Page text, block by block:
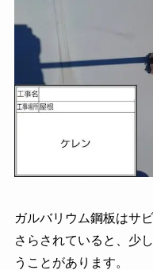
ガルバリウム鋼板はサ
さらされていると、少
うことがあります。